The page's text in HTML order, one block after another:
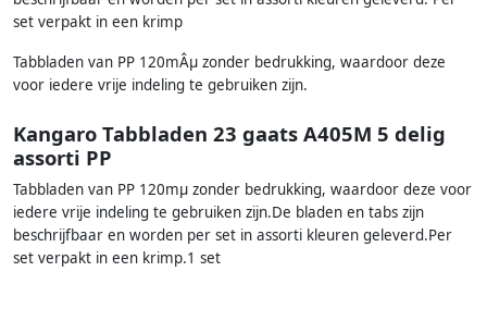
set verpakt in een krimp
Tabbladen van PP 120mÂµ zonder bedrukking, waardoor deze
voor iedere vrije indeling te gebruiken zijn.
Kangaro Tabbladen 23 gaats A405M 5 delig
assorti PP
Tabbladen van PP 120mµ zonder bedrukking, waardoor deze voor
iedere vrije indeling te gebruiken zijn.De bladen en tabs zijn
beschrijfbaar en worden per set in assorti kleuren geleverd.Per
set verpakt in een krimp.1 set